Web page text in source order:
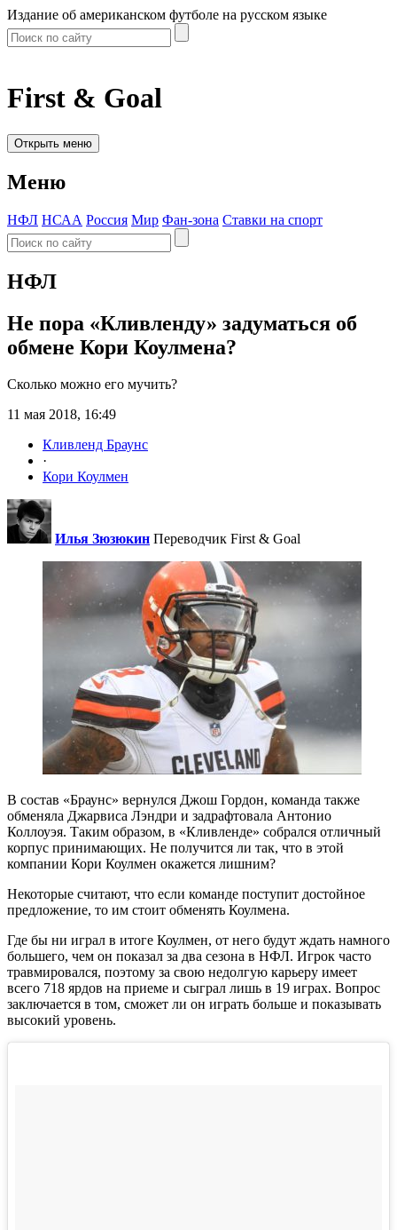
Издание об американском футболе на русском языке
First & Goal
Открыть меню
Меню
НФЛ НСАА Россия Мир Фан-зона Ставки на спорт
НФЛ
Не пора «Кливленду» задуматься об
обмене Кори Коулмена?
Сколько можно его мучить?
11 мая 2018, 16:49
Кливленд Браунс
·
Кори Коулмен
Илья Зюзюкин Переводчик First & Goal
В состав «Браунс» вернулся Джош Гордон, команда также
обменяла Джарвиса Лэндри и задрафтовала Антонио
Коллоуэя. Таким образом, в «Кливленде» собрался отличный
корпус принимающих. Не получится ли так, что в этой
компании Кори Коулмен окажется лишним?
Некоторые считают, что если команде поступит достойное
предложение, то им стоит обменять Коулмена.
Где бы ни играл в итоге Коулмен, от него будут ждать намного
большего, чем он показал за два сезона в НФЛ. Игрок часто
травмировался, поэтому за свою недолгую карьеру имеет
всего 718 ярдов на приеме и сыграл лишь в 19 играх. Вопрос
заключается в том, сможет ли он играть больше и показывать
высокий уровень.